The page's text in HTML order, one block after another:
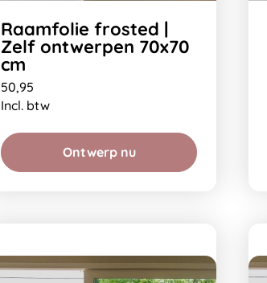
Raamfolie frosted |
Zelf ontwerpen 70x70
cm
50,95
Incl. btw
Ontwerp nu